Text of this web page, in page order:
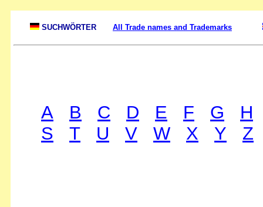
SUCHWÖRTER All Trade names and Trademarks
A B C D E F G
H
S
T U V W X Y Z